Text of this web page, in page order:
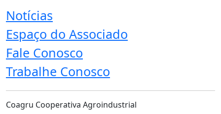
Notícias
Espaço do Associado
Fale Conosco
Trabalhe Conosco
Coagru Cooperativa Agroindustrial